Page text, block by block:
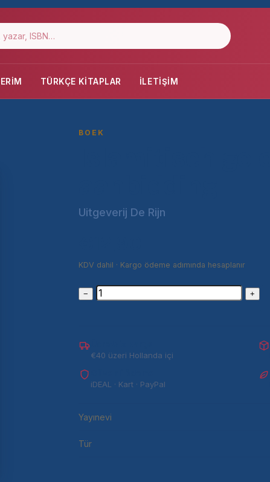
TÜRKÇE KITAPLAR İLETIŞIM
BOEK
Uitgeverij De Rijn
KDV dahil · Kargo ödeme adımında hesaplanır
− +
€40 üzeri Hollanda içi
iDEAL · Kart · PayPal
Yayınevi
Tür